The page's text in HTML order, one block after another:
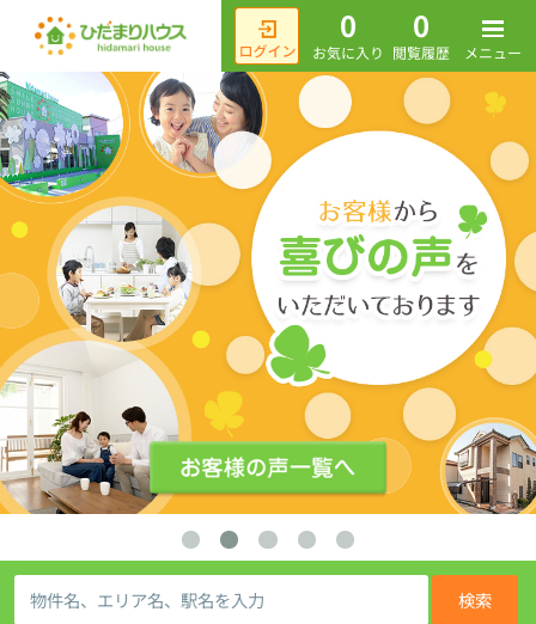
0
お気に入り
0
閲覧履歴 メニュー
検索